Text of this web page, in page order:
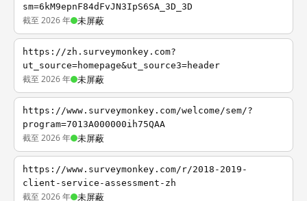
sm=6kM9epnF84dFvJN3IpS6SA_3D_3D
截至 2026 年 未屏蔽
https://zh.surveymonkey.com?
ut_source=homepage&ut_source3=header
截至 2026 年 未屏蔽
https://www.surveymonkey.com/welcome/sem/?
program=7013A000000ih75QAA
截至 2026 年 未屏蔽
https://www.surveymonkey.com/r/2018-2019-
client-service-assessment-zh
截至 2026 年 未屏蔽